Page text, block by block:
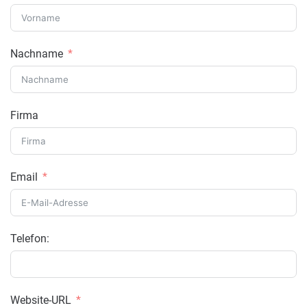
Nachname
Firma
Email
Telefon:
Website-URL